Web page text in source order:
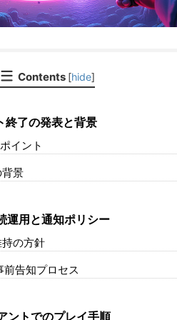
Contents [hide]
終了の発表と背景
イント
景
運用と通知ポリシー
の方針
告知プロセス
ントでのプレイ手順